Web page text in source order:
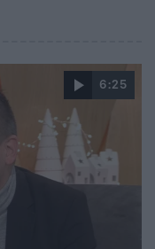
6:25